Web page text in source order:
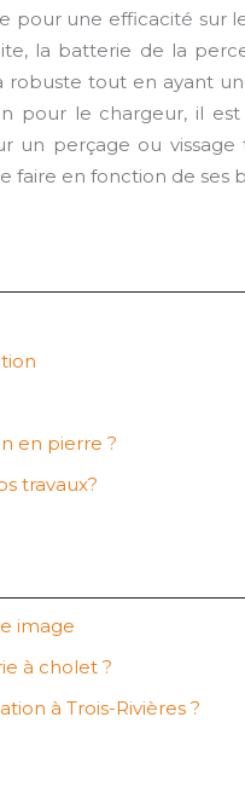
une efficacité
la batterie de la
robuste tout en
pour le chargeur, il
un perçage ou
faire en fonction de ses
en pierre ?
travaux?
image
à cholet ?
à Trois-Rivières ?